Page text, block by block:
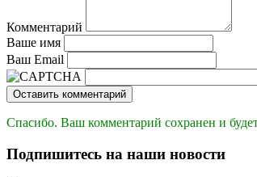
Комментарий
Ваше имя
Ваш Email
Оставить комментарий
Спасибо. Ваш комментарий сохранен и
Подпишитесь на наши новости